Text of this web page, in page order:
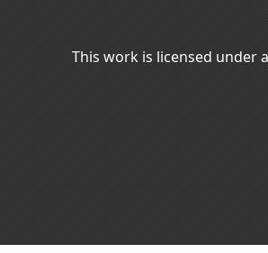
This work is licensed under a